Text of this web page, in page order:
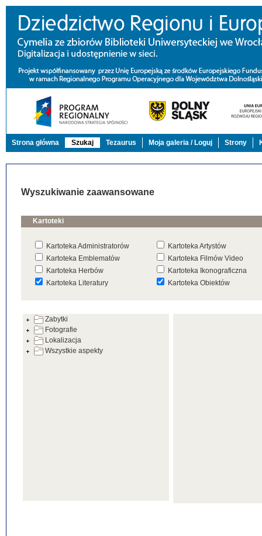
Strona główna Szukaj Tezaurus Moja galeria / Loguj Strony
Wyszukiwanie zaawansowane
Kartoteki
Kartoteka Administratorów
Kartoteka Artystów
Kartoteka Emblematów
Kartoteka Filmów Video
Kartoteka Herbów
Kartoteka Ikonograficzna
Kartoteka Literatury
Kartoteka Obiektów
Kartoteka Warsztatów
Kartoteka Zabytków
Zabytki
Fotografie
Lokalizacja
Wszystkie aspekty